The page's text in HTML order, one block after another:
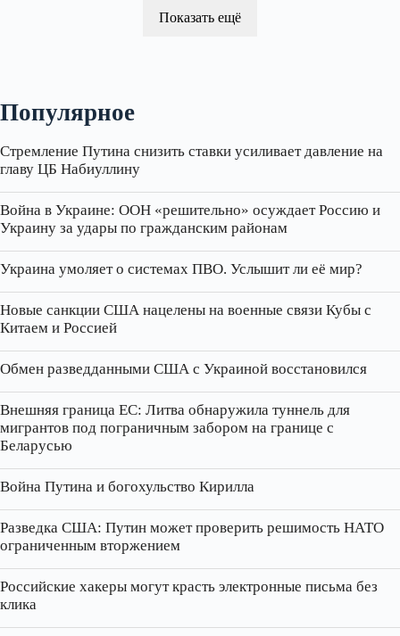
Показать ещё
Популярное
Стремление Путина снизить ставки усиливает давление на
главу ЦБ Набиуллину
Война в Украине: ООН «решительно» осуждает Россию и
Украину за удары по гражданским районам
Украина умоляет о системах ПВО. Услышит ли её мир?
Новые санкции США нацелены на военные связи Кубы с
Китаем и Россией
Обмен разведданными США с Украиной восстановился
Внешняя граница ЕС: Литва обнаружила туннель для
мигрантов под пограничным забором на границе с
Беларусью
Война Путина и богохульство Кирилла
Разведка США: Путин может проверить решимость НАТО
ограниченным вторжением
Российские хакеры могут красть электронные письма без
клика